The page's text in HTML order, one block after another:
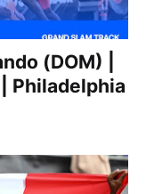
(DOM) |
Philadelphia